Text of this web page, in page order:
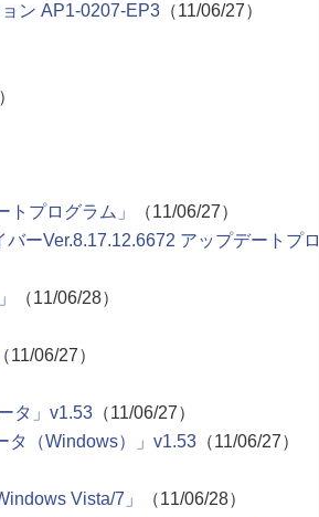
ン AP1-0207-EP3 （11/06/27）
トプログラム」
（11/06/27）
ーVer.8.17.12.6672 アップデートプロ
（11/06/28）
（11/06/27）
タ」v1.53 （11/06/27）
タ（Windows）」v1.53 （11/06/27）
Vista/7」
（11/06/28）